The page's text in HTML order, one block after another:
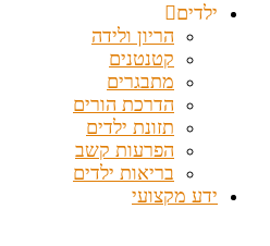
ילדים
הריון ולידה
קטנטנים
מתבגרים
הדרכת הורים
תזונת ילדים
הפרעות קשב
בריאות ילדים
ידע מקצועי